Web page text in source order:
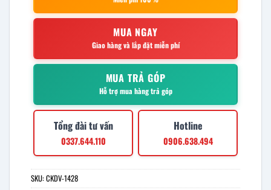
MUA NGAY
Giao hàng và lắp đặt miễn phí
MUA TRẢ GÓP
Hỗ trợ mua hàng trả góp
Tổng đài tư vấn
0337.644.110
Hotline
0906.638.494
SKU:CKDV-1428